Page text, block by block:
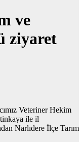
ve
ziyaret
Veteriner Hekim
ile il
Narlıdere İlçe Tarım